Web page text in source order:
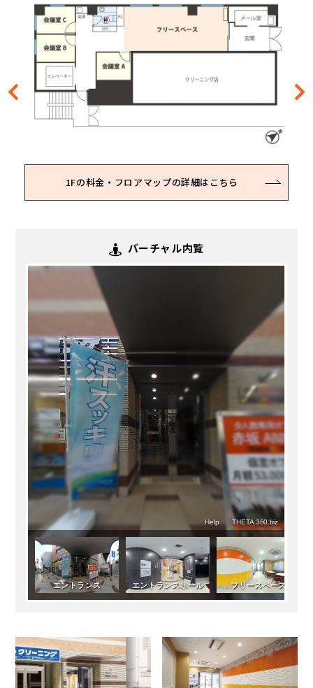
1Fの料金・フロアマップの詳細はこちら
2Fの料金・フロアマップの詳細はこちら
3Fの料金・フロアマップの詳細はこちら
4Fの料金・フロアマップの詳細はこちら
5Fの料金・フロアマップの詳細はこちら
バーチャル内覧